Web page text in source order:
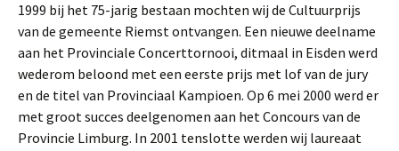
1999 bij het 75-jarig bestaan mochten wij de Cultuurprijs
van de gemeente Riemst ontvangen. Een nieuwe deelname
aan het Provinciale Concerttornooi, ditmaal in Eisden werd
wederom beloond met een eerste prijs met lof van de jury
en de titel van Provinciaal Kampioen. Op 6 mei 2000 werd er
met groot succes deelgenomen aan het Concours van de
Provincie Limburg. In 2001 tenslotte werden wij laureaat